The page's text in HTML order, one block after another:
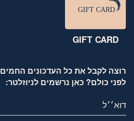
רוצה לקבל את כל העדכונים החמים
לפני כולם? כאן נרשמים לניוזלטר:
דוא׳׳ל
GIFT CARD